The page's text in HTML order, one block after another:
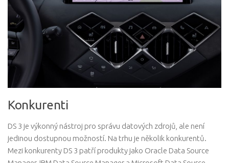
Konkurenti
DS 3 je výkonný nástroj pro správu datových zdrojů, ale není
jedinou dostupnou možností. Na trhu je několik konkurentů.
Mezi konkurenty DS 3 patří produkty jako Oracle Data Source